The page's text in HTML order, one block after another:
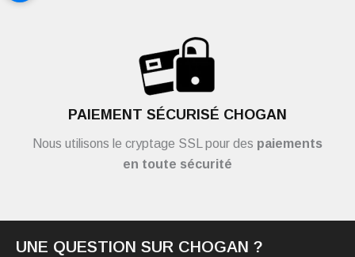
PAIEMENT SÉCURISÉ CHOGAN
Nous utilisons le cryptage SSL pour des paiements
en toute sécurité
UNE QUESTION SUR CHOGAN ?